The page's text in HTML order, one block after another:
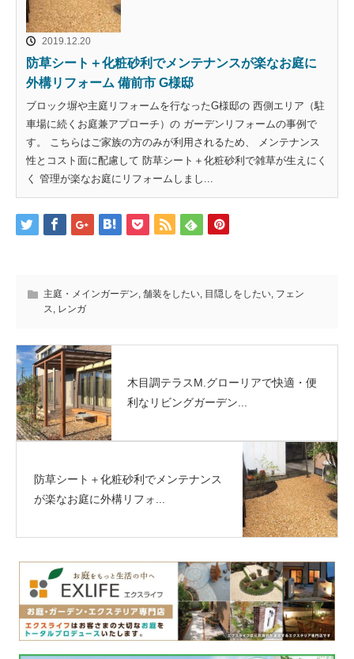
2019.12.20
防草シート＋化粧砂利でメンテナンスが楽なお庭に
外構リフォーム 備前市 G様邸
ブロック塀や主庭リフォームを行なったG様邸の 西側エリア（駐
車場に続くお庭兼アプローチ）の ガーデンリフォームの事例で
す。 こちらはご家族の方のみが利用されるため、 メンテナンス
性とコスト面に配慮して 防草シート＋化粧砂利で雑草が生えにく
く 管理が楽なお庭にリフォームしまし...
主庭・メインガーデン, 舗装をしたい, 目隠しをしたい, フェン
ス, レンガ
木目調テラスM.グローリアで快適・便
利なリビングガーデン...
防草シート＋化粧砂利でメンテナンス
が楽なお庭に外構リフォ...